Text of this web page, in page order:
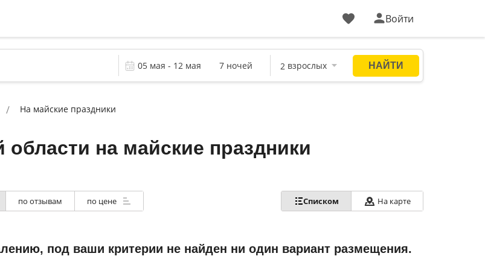
Войти
На майские праздники
на майские праздники
по отзывам по цене Списком На карте
под ваши критерии не найден ни один вариант размещения.